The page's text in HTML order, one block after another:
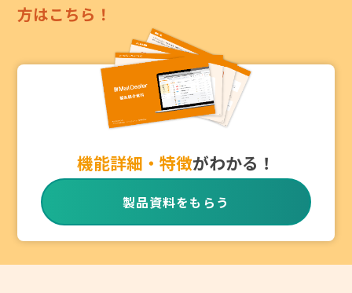
方はこちら！
機能詳細・特徴がわかる！
製品資料をもらう